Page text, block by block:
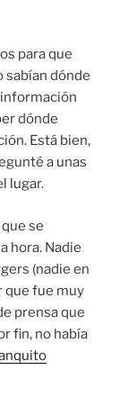
para que
sabían dónde
dónde
Está bien,
a unas
lugar.
se
hora. Nadie
(nadie en
que fue muy
prensa que
fin, no había